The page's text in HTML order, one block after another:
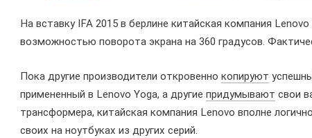
На вставку IFA 2015 в берлине китайская компания
возможностью поворота экрана на 360 градусов.
Пока другие производители откровенно копируют
примененный в Lenovo Yoga, а другие придумывают свои
трансформера, китайская компания Lenovo вполне
своих на ноутбуках из других серий.